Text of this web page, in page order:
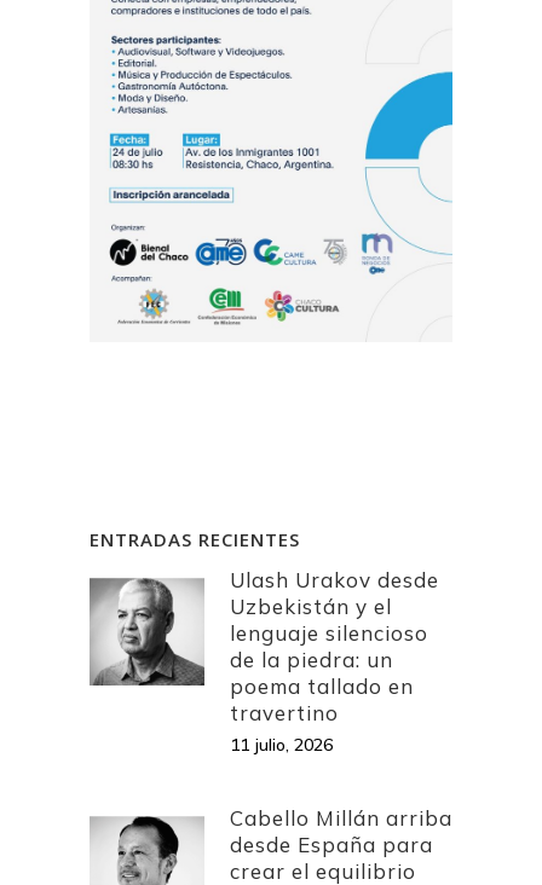
ENTRADAS RECIENTES
Ulash Urakov desde
Uzbekistán y el
lenguaje silencioso
de la piedra: un
poema tallado en
travertino
11 julio, 2026
Cabello Millán arriba
desde España para
crear el equilibrio